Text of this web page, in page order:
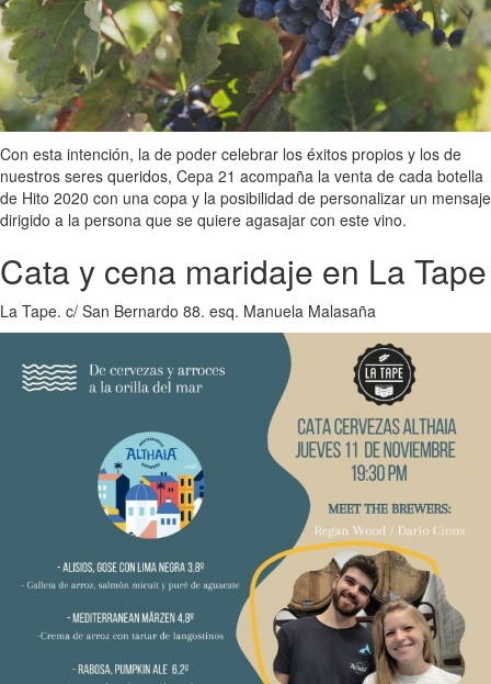
Con esta intención, la de poder celebrar los éxitos propios y los de
nuestros seres queridos, Cepa 21 acompaña la venta de cada botella
de Hito 2020 con una copa y la posibilidad de personalizar un mensaje
dirigido a la persona que se quiere agasajar con este vino.
Cata y cena maridaje en La Tape
La Tape. c/ San Bernardo 88. esq. Manuela Malasaña